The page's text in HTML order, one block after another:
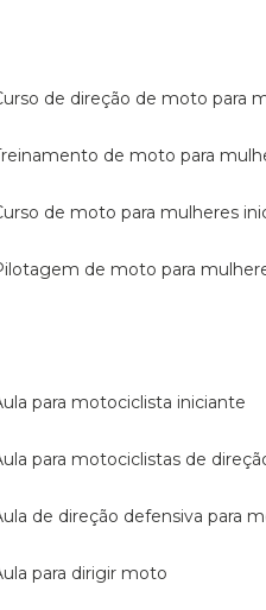
curso de direção de moto para
treinamento de moto para
curso de moto para mulheres
pilotagem de moto para
aula para motociclista iniciante
aula para motociclistas de
aula de direção defensiva para
aula para dirigir moto